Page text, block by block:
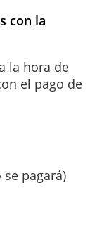
con la
la hora de
el pago de
pagará)